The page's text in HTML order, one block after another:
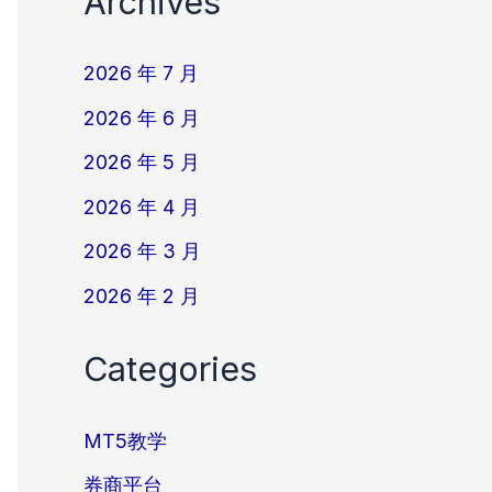
2026 年 7 月
2026 年 6 月
2026 年 5 月
2026 年 4 月
2026 年 3 月
2026 年 2 月
Categories
MT5教学
券商平台